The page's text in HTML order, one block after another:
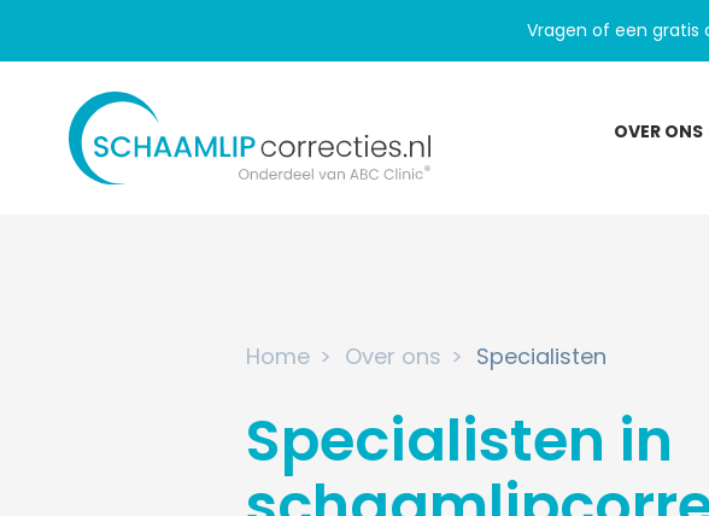
Vragen of een gratis
OVER ONS
Home Over ons Specialisten
Specialisten in